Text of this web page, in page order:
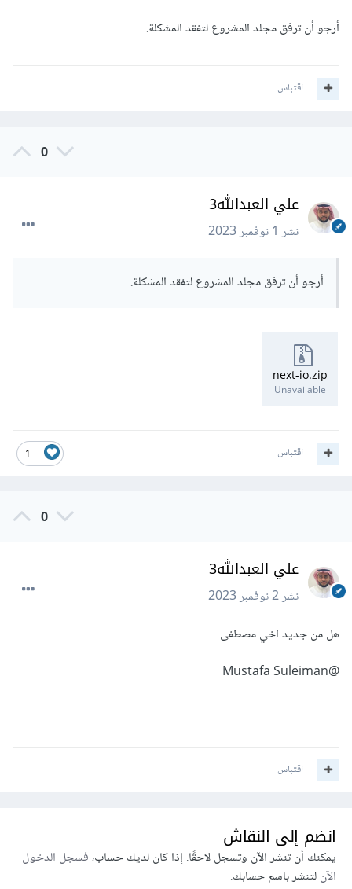
أرجو أن ترفق مجلد المشروع لتفقد المشكلة.
اقتباس
0
علي العبدالله3
نشر1 نوفمبر 2023
أرجو أن ترفق مجلد المشروع لتفقد المشكلة.
next-io.zip
Unavailable
1 اقتباس
0
علي العبدالله3
نشر2 نوفمبر 2023
هل من جديد اخي مصطفى
@Mustafa Suleiman
اقتباس
انضم إلى النقاش
يمكنك أن تنشر الآن وتسجل لاحقًا. إذا كان لديك حساب،فسجل الدخول
الآنلتنشر باسم حسابك.